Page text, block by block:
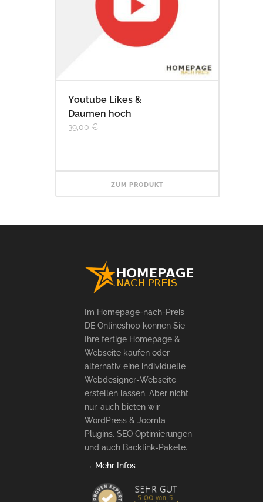
Youtube Likes &
Daumen hoch
39,00 €
ZUM PRODUKT
Im Homepage-nach-Preis
DE Onlineshop können Sie
Ihre fertige Homepage &
Webseite kaufen oder
alternativ eine individuelle
Webdesigner-Webseite
erstellen lassen. Aber nicht
nur, auch bieten wir
WordPress & Joomla
Plugins, SEO Optimierungen
und auch Backlink-Pakete.
→ Mehr Infos